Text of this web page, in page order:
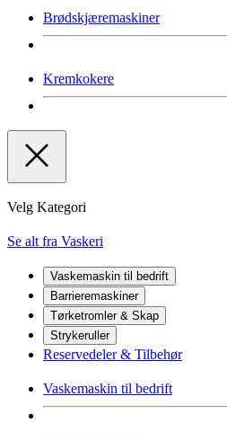
Brødskjæremaskiner
Kremkokere
Velg Kategori
Se alt fra Vaskeri
Vaskemaskin til bedrift
Barrieremaskiner
Tørketromler & Skap
Strykeruller
Reservedeler & Tilbehør
Vaskemaskin til bedrift